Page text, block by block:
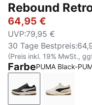
Rebound
64,95 €
UVP:79,95 €
30 Tage Bestpreis:
(Preis inkl. 19% MwSt.,
FarbePUMA Black-
PUMA Black-Frosted